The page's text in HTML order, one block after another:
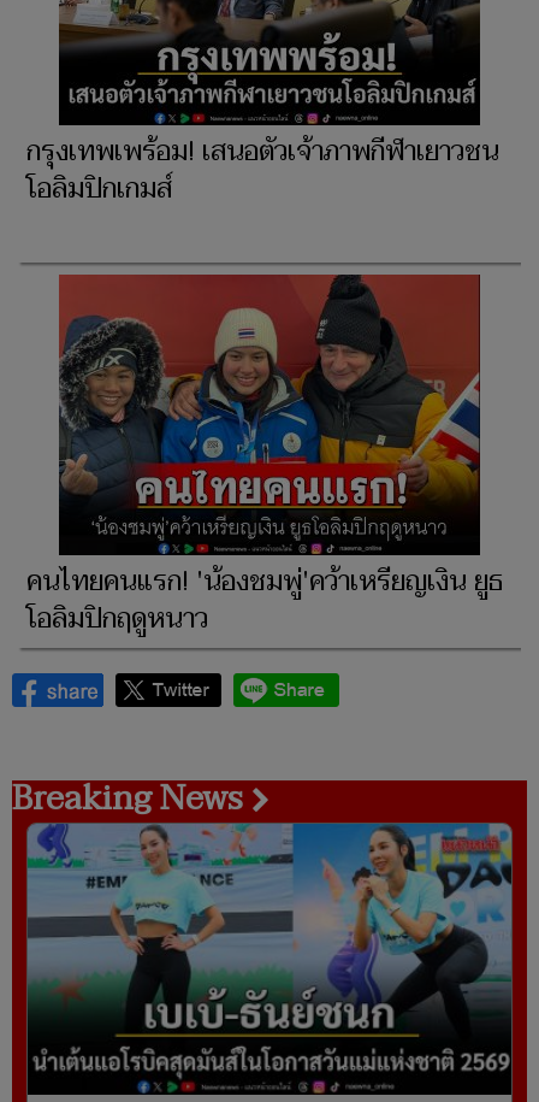
กรุงเทพเพร้อม! เสนอตัวเจ้าภาพกีฬาเยาวชน
โอลิมปิกเกมส์
คนไทยคนแรก! 'น้องชมพู่'คว้าเหรียญเงิน ยูธ
โอลิมปิกฤดูหนาว
Breaking News